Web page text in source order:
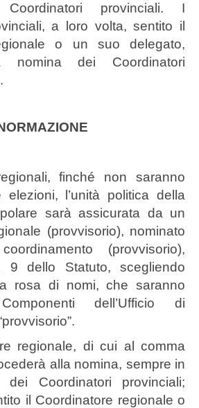
provinciali. I
a loro volta, sentito il
o un suo delegato,
nomina dei Coordinatori
finché non saranno
elezioni, l’unità politica della
sarà assicurata da un
(provvisorio), nominato
(provvisorio),
9 dello Statuto, scegliendo
rosa di nomi, che saranno
dell’Ufficio di
regionale, di cui al comma
alla nomina, sempre in
dei Coordinatori provinciali;
il Coordinatore regionale o